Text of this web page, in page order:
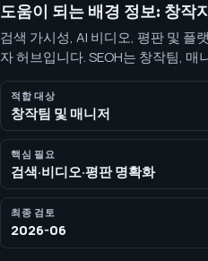
도움이 되는 배경 정보: 창작
검색 가시성, AI 비디오, 평판 및 플
자 허브입니다. SEOH는 창작팀, 매
플랫폼 맥락을 유지하며 검색·AI
정의하도록 돕습니다.
적합 대상
창작팀 및 매니저
핵심 필요
검색·비디오·평판 명확화
최종 검토
2026-06